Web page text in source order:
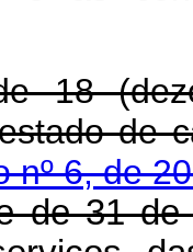
18
de
nº 6, de
de 31